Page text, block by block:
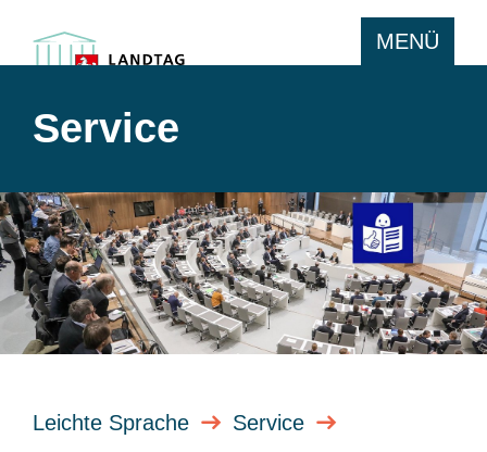
MENÜ
Service
Leichte Sprache
Service